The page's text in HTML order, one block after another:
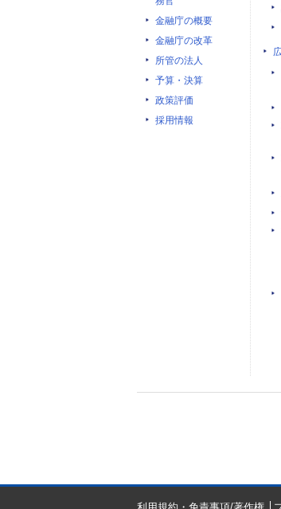
金融庁の概要
金融庁の改革
所管の法人
予算・決算
政策評価
採用情報